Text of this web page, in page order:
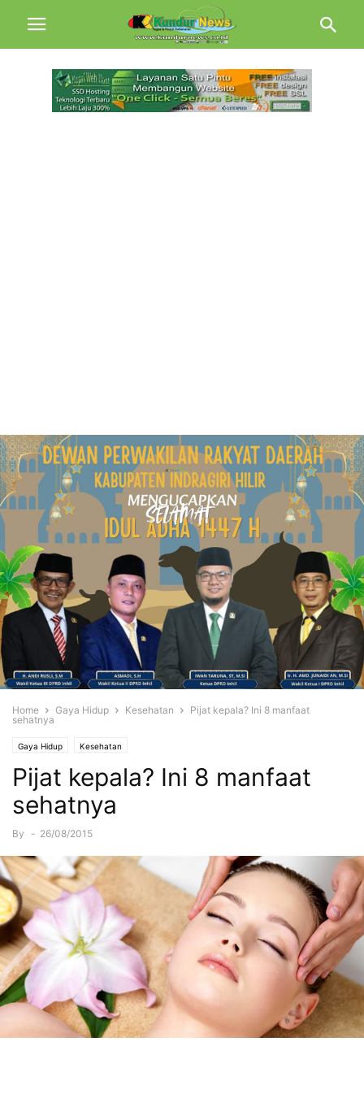
Home Gaya Hidup Kesehatan
Pijat kepala? Ini 8 manfaat
sehatnya
Gaya Hidup Kesehatan
Pijat kepala? Ini 8 manfaat
sehatnya
By - 26/08/2015